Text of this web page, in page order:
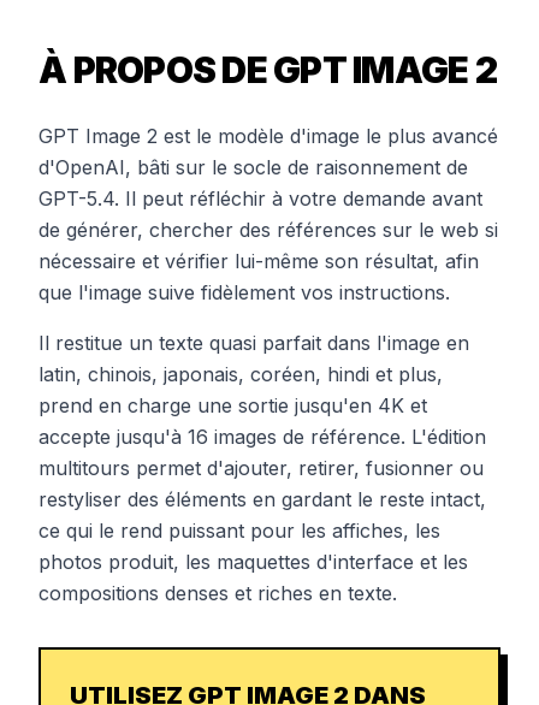
À PROPOS DE GPT IMAGE 2
GPT Image 2 est le modèle d'image le plus avancé
d'OpenAI, bâti sur le socle de raisonnement de
GPT-5.4. Il peut réfléchir à votre demande avant
de générer, chercher des références sur le web si
nécessaire et vérifier lui-même son résultat, afin
que l'image suive fidèlement vos instructions.
Il restitue un texte quasi parfait dans l'image en
latin, chinois, japonais, coréen, hindi et plus,
prend en charge une sortie jusqu'en 4K et
accepte jusqu'à 16 images de référence. L'édition
multitours permet d'ajouter, retirer, fusionner ou
restyliser des éléments en gardant le reste intact,
ce qui le rend puissant pour les affiches, les
photos produit, les maquettes d'interface et les
compositions denses et riches en texte.
UTILISEZ GPT IMAGE 2 DANS